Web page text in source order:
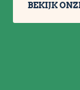
BEKIJK